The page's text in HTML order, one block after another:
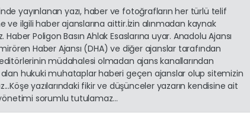
yayınlanan yazı, haber ve fotoğrafların her türlü telif
ve ilgili haber ajanslarına aittir.İzin alınmadan kaynak
Poligon Basın Ahlak Esaslarına uyar. Anadolu Ajansı
Haber Ajansı (DHA) ve diğer ajanslar tarafından
müdahalesi olmadan ajans kanallarından
hukuki muhataplar haberi geçen ajanslar olup sitemizin
yazılarındaki fikir ve düşünceler yazarın kendisine ait
sorumlu tutulamaz...